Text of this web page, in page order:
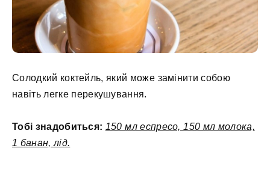
Солодкий коктейль, який може замінити собою
навіть легке перекушування.
Тобі знадобиться: 150 мл еспресо, 150 мл молока,
1 банан, лід.